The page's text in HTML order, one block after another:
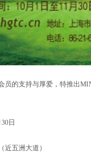
员的支持与厚爱，特推出
日
近五洲大道）